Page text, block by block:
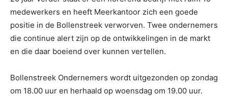
medewerkers en heeft Meerkantoor zich een goede
positie in de Bollenstreek verworven. Twee ondernemers
die continue alert zijn op de ontwikkelingen in de markt
en die daar boeiend over kunnen vertellen.
Bollenstreek Ondernemers wordt uitgezonden op zondag
om 18.00 uur en herhaald op woensdag om 19.00 uur.